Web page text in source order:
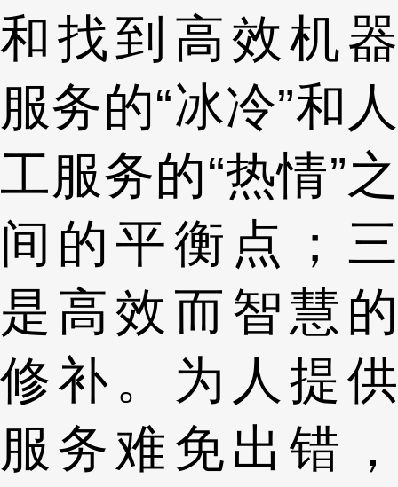
和找到高效机器
服务的“冰冷”和人
工服务的“热情”之
间的平衡点；三
是高效而智慧的
修补。为人提供
服务难免出错，